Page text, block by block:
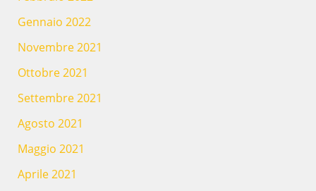
Gennaio 2022
Novembre 2021
Ottobre 2021
Settembre 2021
Agosto 2021
Maggio 2021
Aprile 2021